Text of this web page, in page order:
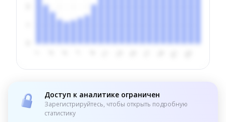
Доступ к аналитике ограничен
Зарегистрируйтесь, чтобы открыть подробную
статистику